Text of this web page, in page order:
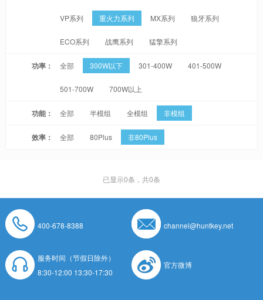
VP系列 重火力系列 MX系列 狼牙系列
ECO系列 战鹰系列 猛擎系列
功率： 全部 300W以下 301-400W 401-500W
501-700W 700W以上
功能： 全部 半模组 全模组 非模组
效率： 全部 80Plus 非80Plus
已显示0条，共0条
400-678-8388 channel@huntkey.net
服务时间（节假日除外）
8:30-12:00 13:30-17:30
官方微博